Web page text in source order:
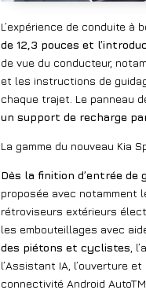
L’expérience de conduite
de 12,3 pouces et
de vue du conducteur,
et les instructions de
chaque trajet. Le panneau
un support de recharge
La gamme du nouveau Kia
Dès la finition d’entrée de
proposée avec notamment
rétroviseurs extérieurs
les embouteillages avec
des piétons et cyclistes ,
l’Assistant IA, l’ouverture
connectivité Android